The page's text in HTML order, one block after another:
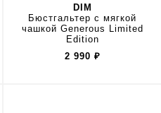
DIM
Бюстгальтер с мягкой
чашкой Generous Limited
Edition
2 990 ₽